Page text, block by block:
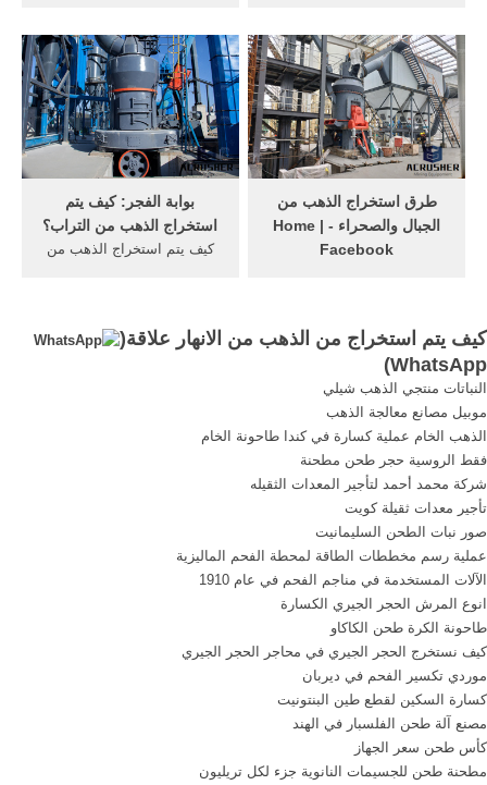
الذهب من ...
قيعان الأنهار ...
بوابة الفجر: كيف يتم
استخراج الذهب من التراب؟
كيف يتم استخراج الذهب من
‫طرق استخراج الذهب من
الجبال والصحراء - Home |
Facebook‬
كيف يتم استخراج من الذهب من الانهار علاقة(
WhatsApp
)
النباتات منتجي الذهب شيلي
موبيل مصانع معالجة الذهب
الذهب الخام عملية كسارة في كندا طاحونة الخام
فقط الروسية حجر طحن مطحنة
شركة محمد أحمد لتأجير المعدات الثقيله
تأجير معدات ثقيلة كويت
صور نبات الطحن السليمانيت
عملية رسم مخططات الطاقة لمحطة الفحم الماليزية
الآلات المستخدمة في مناجم الفحم في عام 1910
انوع المرش الحجر الجيري الكسارة
طاحونة الكرة طحن الكاكاو
كيف نستخرج الحجر الجيري في محاجر الحجر الجيري
موردي تكسير الفحم في ديربان
كسارة السكين لقطع طين البنتونيت
مصنع آلة طحن الفلسبار في الهند
كأس طحن سعر الجهاز
مطحنة طحن للجسيمات النانوية جزء لكل تريليون